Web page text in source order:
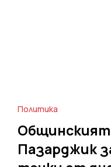
Политика
Пазарджик